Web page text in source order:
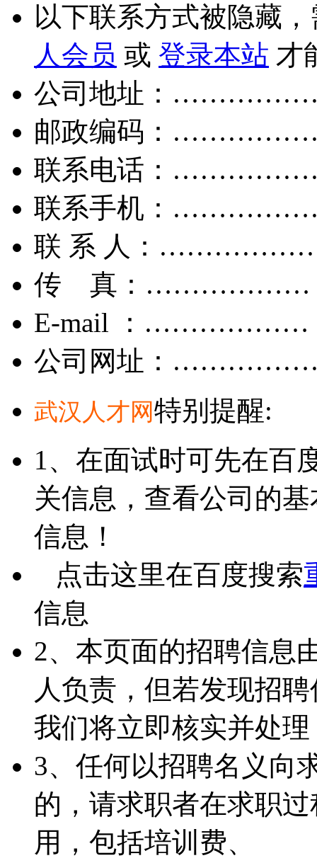
以下联系方式被隐藏
人会员 或 登录本站 才
公司地址：
邮政编码：
联系电话：
联系手机：
联 系 人：
传 真：………………
E-mail ：………………
公司网址：
武汉人才网特别提醒:
1、在面试时可先在百
关信息，查看公司的
信息！
点击这里在百度搜索
信息
2、本页面的招聘信息
人负责，但若发现招
我们将立即核实并处理
3、任何以招聘名义向
的，请求职者在求职
用，包括培训费、